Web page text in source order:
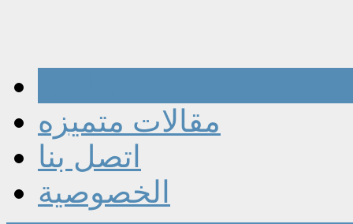
مقالات متميزه
اتصل بنا
الخصوصية